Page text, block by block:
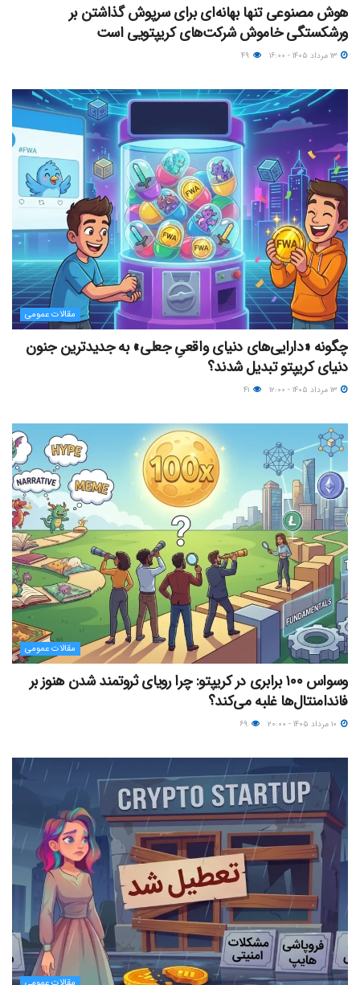
هوش مصنوعی تنها بهانه‌ای برای سرپوش گذاشتن بر
ورشکستگی خاموش شرکت‌های کریپتویی است
مقالات عمومی
چگونه «دارایی‌های دنیای واقعیِ جعلی» به جدیدترین جنون
دنیای کریپتو تبدیل شدند؟
مقالات عمومی
وسواس ۱۰۰ برابری در کریپتو: چرا رویای ثروتمند شدن هنوز بر
فاندامنتال‌ها غلبه می‌کند؟